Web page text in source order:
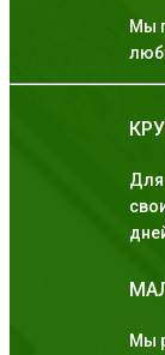
Мы
Для
Мы